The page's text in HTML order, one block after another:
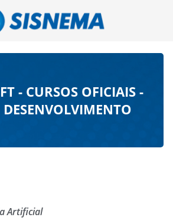
- CURSOS OFICIAIS -
Artificial